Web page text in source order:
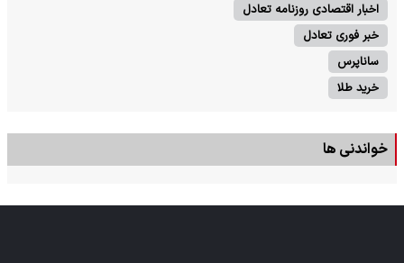
اخبار اقتصادی روزنامه تعادل
خبر فوری تعادل
ساناپرس
خرید طلا
خواندنی ها